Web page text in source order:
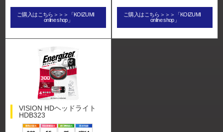
ご購入はこちら＞＞＞「KOIZUMI
online shop」
ご購入はこちら＞＞＞「KOIZUMI
online shop」
VISION HDヘッドライト
HDB323